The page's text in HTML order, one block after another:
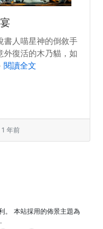
書人喵星神的倒敘手
外復活的木乃貓，如
閱讀全文
年前
。 本站採用的佈景主題為
.